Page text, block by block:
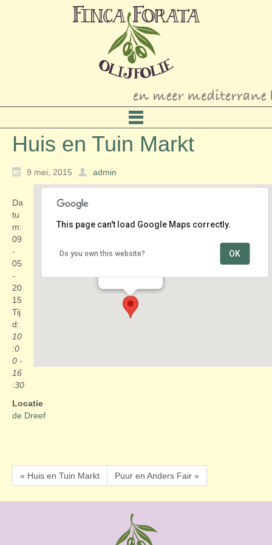
Huis en Tuin Markt
9 mei, 2015 admin
de Dreef
This page can't load Google Maps correctly.
Do you own this website? OK
Da
tu
m:
09
-
05
-
20
15
Tij
d:
10
:0
0 -
16
:30
Locatie
de Dreef
« Huis en Tuin Markt Puur en Anders Fair »